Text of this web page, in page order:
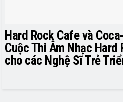
Hard Rock Cafe và
Cuộc Thi Âm Nhạc Hard
cho các Nghệ Sĩ Trẻ